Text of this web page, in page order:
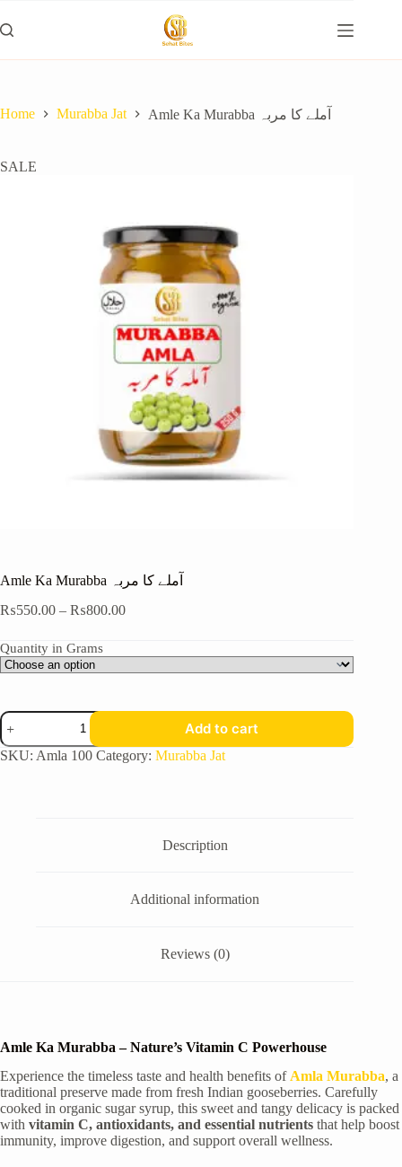
Home Murabba Jat Amle Ka Murabba آملے کا مربہ
SALE
Amle Ka Murabba آملے کا مربہ
₨550.00 – ₨800.00
Quantity in Grams
Add to cart
SKU: Amla 100 Category: Murabba Jat
Description
Additional information
Reviews (0)
Amle Ka Murabba – Nature’s Vitamin C Powerhouse
Experience the timeless taste and health benefits ofAmla Murabba, a
traditional preserve made from fresh Indian gooseberries. Carefully
cooked in organic sugar syrup, this sweet and tangy delicacy is packed
with vitamin C, antioxidants, and essential nutrients that help boost
immunity, improve digestion, and support overall wellness.